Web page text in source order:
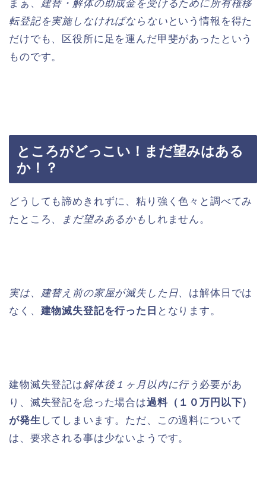
まぁ、 建替・解体の助成金を受けるために所有権移
転登記を実施しなければならない という情報を得た
だけでも、区役所に足を運んだ甲斐があったという
ものです。
ところがどっこい！まだ望みはある
か！？
どうしても諦めきれずに、粘り強く色々と調べてみ
たところ、
まだ望みあるかも しれません。
実は、建替え前の家屋が滅失した日、は解体日では
なく、 建物滅失登記を行った日 となります。
建物滅失登記は解体後１ヶ月以内に行う 必要があ
り、滅失登記を怠った場合は過料（１０万円以下）
が発生 してしまいます。ただ、この過料について
は、要求される事は少ないようです。